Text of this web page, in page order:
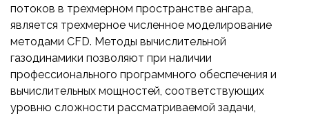
потоков в трехмерном пространстве ангара,
является трехмерное численное моделирование
методами CFD. Методы вычислительной
газодинамики позволяют при наличии
профессионального программного обеспечения и
вычислительных мощностей, соответствующих
уровню сложности рассматриваемой задачи,